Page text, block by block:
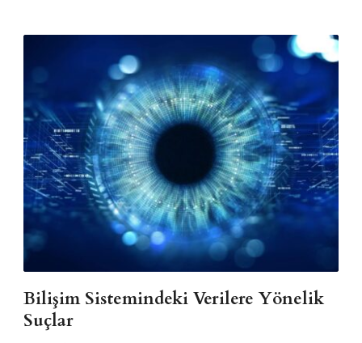
Bilişim Sistemindeki Verilere Yönelik
Suçlar